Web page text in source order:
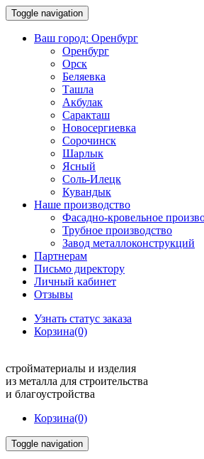
Toggle navigation
Ваш город: Оренбург
Оренбург
Орск
Беляевка
Ташла
Акбулак
Саракташ
Новосергиевка
Сорочинск
Шарлык
Ясный
Соль-Илецк
Кувандык
Наше производство
Фасадно-кровельное
Трубное производство
Завод металлоконструкций
Партнерам
Письмо директору
Личный кабинет
Отзывы
Узнать статус заказа
Корзина(0)
стройматериалы и изделия
из металла для строительства
и благоустройства
Корзина(0)
Toggle navigation